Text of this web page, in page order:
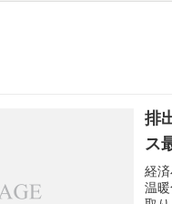
排
ス
経
温